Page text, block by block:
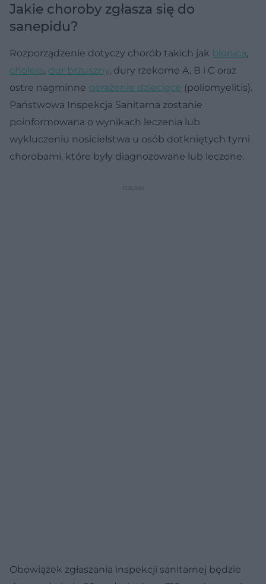
Jakie choroby zgłasza się do
sanepidu?
Rozporządzenie dotyczy chorób takich jak błonica,
cholera, dur brzuszny, dury rzekome A, B i C oraz
ostre nagminne porażenie dziecięce (poliomyelitis).
Państwowa Inspekcja Sanitarna zostanie
poinformowana o wynikach leczenia lub
wykluczeniu nosicielstwa u osób dotkniętych tymi
chorobami, które były diagnozowane lub leczone.
Obowiązek zgłaszania inspekcji sanitarnej będzie